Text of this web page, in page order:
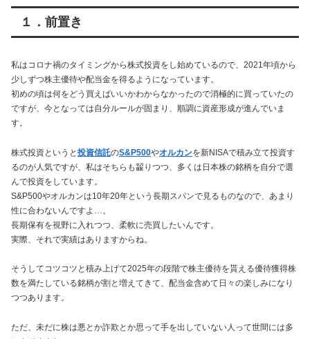
１．前置き
私はコロナ禍のタイミングから株式投資をし始めているので、2021年頃から
少しずつ株主優待や配当金を得るようになっています。
初めの頃は何をどう買えばいいかわからなかったので消極的に買っていたの
ですが、今となっては自分ルールが固まり、順調に資産形成が進んでいま
す。
株式投資というと 投資信託のS&P500やオルカンを新NISAで積み立て投資す
るのが人気ですが、私はそちらも齧りつつ、多くは日本株の銘柄を自分で選
んで投資をしています。
S&P500やオルカンは10年20年という長期スパンで見るものなので、あまり
性に合わないんですよ…。
長期保有を視野に入れつつ、柔軟に売買したいんです。
実際、それで実績はありますからね。
そうしてコツコツと積み上げて2025年の段階で株主優待を貰える優待獲得株
数を満たしている銘柄が割と増えてきて、配当金含めて日々の楽しみになり
つつあります。
ただ、未だに株は悪とか詐欺とか思って手を出していない人って世間には多